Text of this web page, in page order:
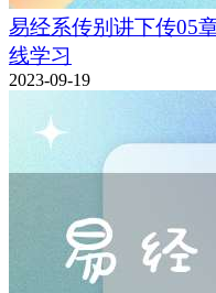
易经系传别讲下传05
线学习
2023-09-19